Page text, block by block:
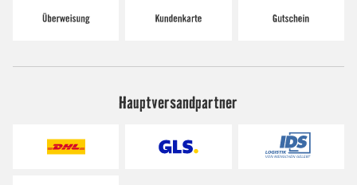
Hauptversandpartner